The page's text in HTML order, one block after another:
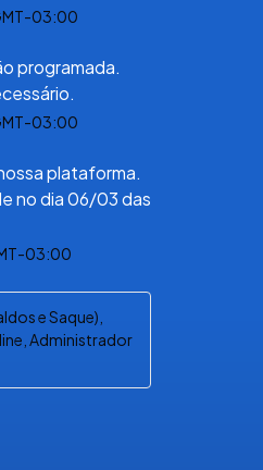
03:00
programada.
03:00
plataforma.
no dia 06/03 das
03:00
e Saque),
Administrador